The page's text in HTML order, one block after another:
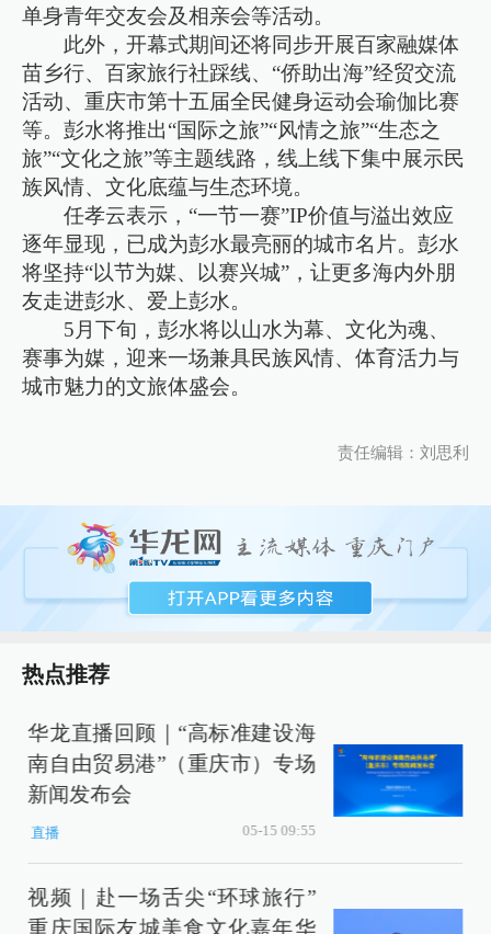
单身青年交友会及相亲会等活动。
此外，开幕式期间还将同步开展百家融媒体
苗乡行、百家旅行社踩线、“侨助出海”经贸交流
活动、重庆市第十五届全民健身运动会瑜伽比赛
等。彭水将推出“国际之旅”“风情之旅”“生态之
旅”“文化之旅”等主题线路，线上线下集中展示民
族风情、文化底蕴与生态环境。
任孝云表示，“一节一赛”IP价值与溢出效应
逐年显现，已成为彭水最亮丽的城市名片。彭水
将坚持“以节为媒、以赛兴城”，让更多海内外朋
友走进彭水、爱上彭水。
5月下旬，彭水将以山水为幕、文化为魂、
赛事为媒，迎来一场兼具民族风情、体育活力与
城市魅力的文旅体盛会。
责任编辑：刘思利
热点推荐
华龙直播回顾｜“高标准建设海
南自由贸易港”（重庆市）专场
新闻发布会
直播 05-15 09:55
视频｜赴一场舌尖“环球旅行”
重庆国际友城美食文化嘉年华